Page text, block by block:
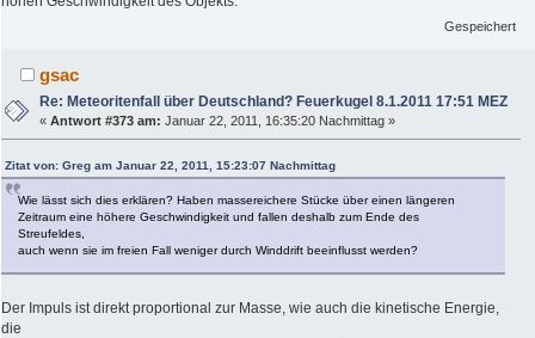
Gespeichert
gsac
Re: Meteoritenfall über Deutschland? Feuerkugel 8.1.2011 17:51 MEZ
«Antwort #373 am: Januar 22, 2011, 16:35:20 Nachmittag »
Zitat von: Greg am Januar 22, 2011, 15:23:07 Nachmittag
Wie lässt sich dies erklären? Haben massereichere Stücke über einen längeren
Zeitraum eine höhere Geschwindigkeit und fallen deshalb zum Ende des
Streufeldes,
auch wenn sie im freien Fall weniger durch Winddrift beeinflusst werden?
Der Impuls ist direkt proportional zur Masse, wie auch die kinetische Energie,
die